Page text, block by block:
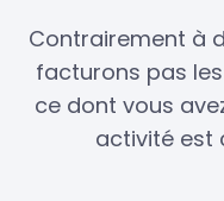
Contrairement à
facturons pas
ce dont vous
activité est